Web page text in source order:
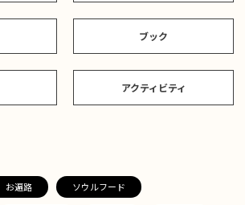
ブック
アクティビティ
お遍路 ソウルフード